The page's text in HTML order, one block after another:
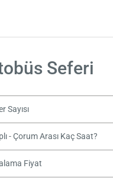
Seferi
Sayısı
- Çorum Arası Kaç Saat?
Fiyat